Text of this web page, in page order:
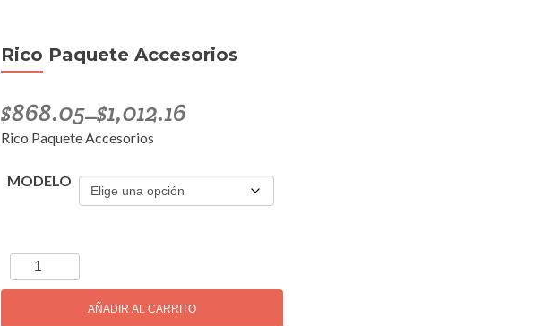
Rico Paquete Accesorios
$868.05–$1,012.16
Rico Paquete Accesorios
MODELO
Rico
Paquete
AÑADIR AL CARRITO